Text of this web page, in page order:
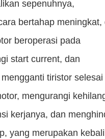
sepenuhnya,
bertahap meningkat,
beroperasi pada
start current, dan
tiristor selesai
mengurangi
kerjanya, dan
yang merupakan